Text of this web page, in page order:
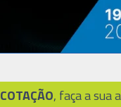
COTAÇÃO, faça a sua